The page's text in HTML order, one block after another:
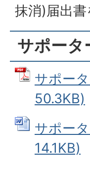
抹消)届出
サポータ
サポー
50.3KB)
サポー
14.1KB)